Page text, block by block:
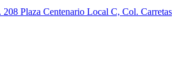
Plaza Centenario Local C, Col. Carretas